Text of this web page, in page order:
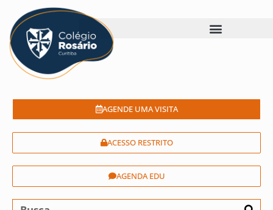
AGENDE UMA VISITA
ACESSO RESTRITO
AGENDA EDU